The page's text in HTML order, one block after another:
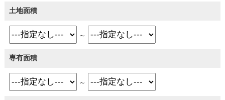
土地面積
～
専有面積
～